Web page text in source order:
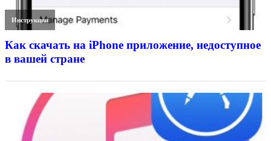
Инструкции
Как скачать на iPhone приложение, недоступное
в вашей стране